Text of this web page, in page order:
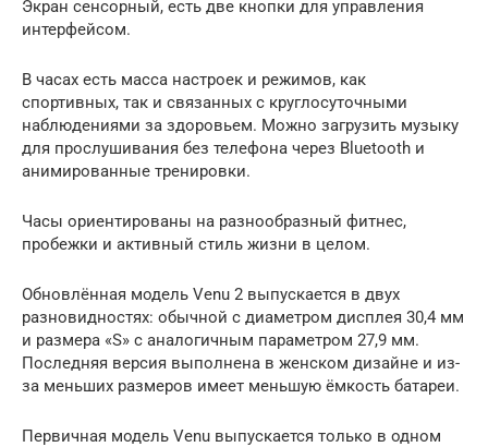
Экран сенсорный, есть две кнопки для управления
интерфейсом.
В часах есть масса настроек и режимов, как
спортивных, так и связанных с круглосуточными
наблюдениями за здоровьем. Можно загрузить музыку
для прослушивания без телефона через Bluetooth и
анимированные тренировки.
Часы ориентированы на разнообразный фитнес,
пробежки и активный стиль жизни в целом.
Обновлённая модель Venu 2 выпускается в двух
разновидностях: обычной с диаметром дисплея 30,4 мм
и размера «S» с аналогичным параметром 27,9 мм.
Последняя версия выполнена в женском дизайне и из-
за меньших размеров имеет меньшую ёмкость батареи.
Первичная модель Venu выпускается только в одном